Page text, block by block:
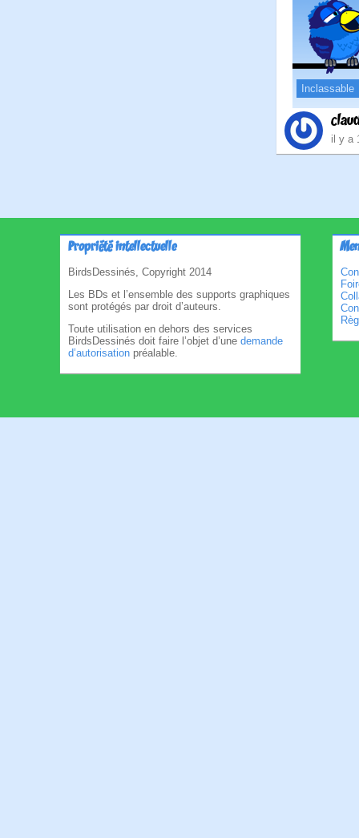
Inclassable
il y a
Propriété intellectuelle
BirdsDessinés, Copyright 2014
Les BDs et l’ensemble des supports graphiques
sont protégés par droit d’auteurs.
Toute utilisation en dehors des services
BirdsDessinés doit faire l’objet d’une demande
d’autorisation préalable.